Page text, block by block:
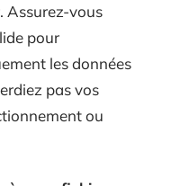
Assurez-vous
pour
les données
pas vos
ou